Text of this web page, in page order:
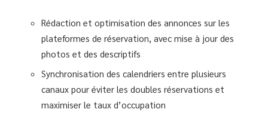
Rédaction et optimisation des annonces sur les
plateformes de réservation, avec mise à jour des
photos et des descriptifs
Synchronisation des calendriers entre plusieurs
canaux pour éviter les doubles réservations et
maximiser le taux d’occupation